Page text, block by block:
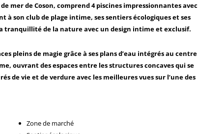
mer de Coson, comprend 4 piscines impressionnantes avec
son club de plage intime, ses sentiers écologiques et ses
tranquillité de la nature avec un design intime et exclusif.
pleins de magie grâce à ses plans d’eau intégrés au centre
ouvrant des espaces entre les structures concaves qui se
de vie et de verdure avec les meilleures vues sur l’une des
Zone de marché